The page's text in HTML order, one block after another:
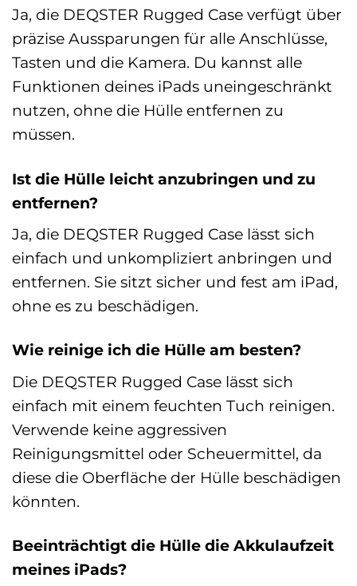
Ja, die DEQSTER Rugged Case verfügt über
präzise Aussparungen für alle Anschlüsse,
Tasten und die Kamera. Du kannst alle
Funktionen deines iPads uneingeschränkt
nutzen, ohne die Hülle entfernen zu
müssen.
Ist die Hülle leicht anzubringen und zu
entfernen?
Ja, die DEQSTER Rugged Case lässt sich
einfach und unkompliziert anbringen und
entfernen. Sie sitzt sicher und fest am iPad,
ohne es zu beschädigen.
Wie reinige ich die Hülle am besten?
Die DEQSTER Rugged Case lässt sich
einfach mit einem feuchten Tuch reinigen.
Verwende keine aggressiven
Reinigungsmittel oder Scheuermittel, da
diese die Oberfläche der Hülle beschädigen
könnten.
Beeinträchtigt die Hülle die Akkulaufzeit
meines iPads?